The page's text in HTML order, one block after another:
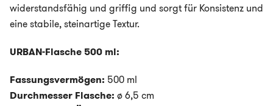
widerstandsfähig und griffig und sorgt für Konsistenz und
eine stabile, steinartige Textur.
URBAN-Flasche 500 ml:
Fassungsvermögen: 500 ml
Durchmesser Flasche: ø 6,5 cm